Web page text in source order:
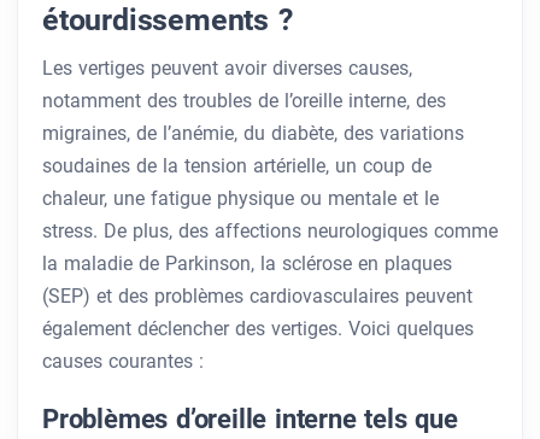
étourdissements ?
Les vertiges peuvent avoir diverses causes,
notamment des troubles de l’oreille interne, des
migraines, de l’anémie, du diabète, des variations
soudaines de la tension artérielle, un coup de
chaleur, une fatigue physique ou mentale et le
stress. De plus, des affections neurologiques comme
la maladie de Parkinson, la sclérose en plaques
(SEP) et des problèmes cardiovasculaires peuvent
également déclencher des vertiges. Voici quelques
causes courantes :
Problèmes d’oreille interne tels que